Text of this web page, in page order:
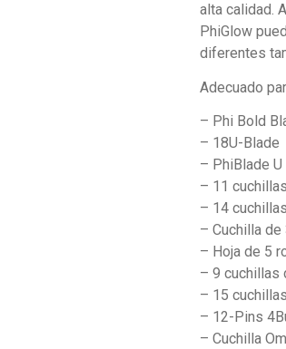
alta calidad.
PhiGlow
diferentes
Adecuado
– Phi Bold
– 18U-Blade
– PhiBlade
– 11 cuchillas
– 14 cuchillas
– Cuchilla de
– Hoja de 5
– 9 cuchillas
– 15
– 12-Pins
– Cuchilla